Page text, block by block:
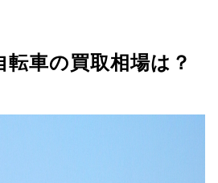
車の買取相場は？